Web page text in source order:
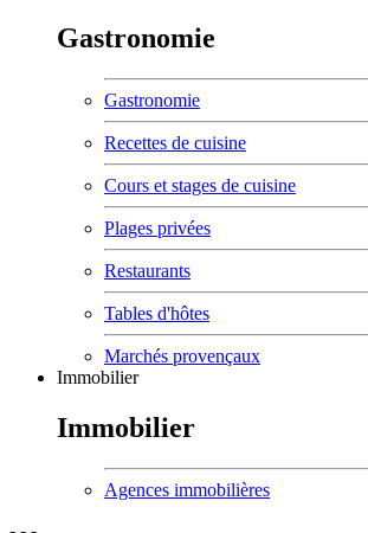
Gastronomie
Gastronomie
Recettes de cuisine
Cours et stages de cuisine
Plages privées
Restaurants
Tables d'hôtes
Marchés provençaux
Immobilier
Immobilier
Agences immobilières